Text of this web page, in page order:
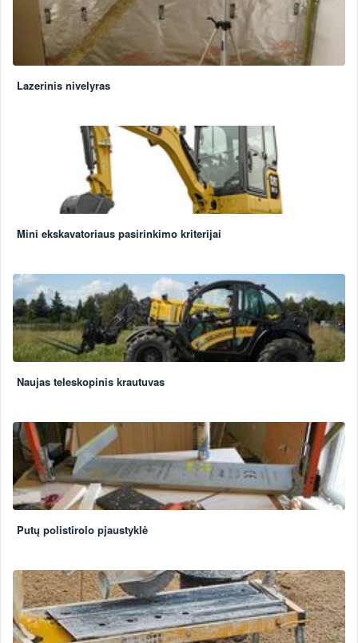
Lazerinis nivelyras
Mini ekskavatoriaus pasirinkimo kriterijai
Naujas teleskopinis krautuvas
Putų polistirolo pjaustyklė